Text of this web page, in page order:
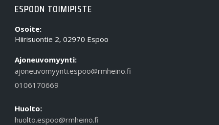
ESPOON TOIMIPISTE
Osoite:
Hiirisuontie 2, 02970 Espoo
Ajoneuvomyynti:
ajoneuvomyynti.espoo@rmheino.fi
0106170669
Huolto:
huolto.espoo@rmheino.fi